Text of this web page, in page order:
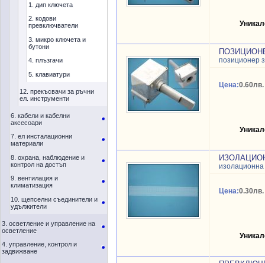
1. дип ключета
2. кодови
превключватели
3. микро ключета и
бутони
4. плъзгачи
5. клавиатури
12. прекъсвачи за ръчни
ел. инструменти
6. кабели и кабелни
аксесоари
7. ел инсталационни
материали
8. охрана, наблюдение и
контрол на достъп
9. вентилация и
климатизация
10. щепселни съединители и
удължители
3. осветление и управление на
осветление
4. управление, контрол и
задвижване
позиционер
Цена:0.60лв.
Цена:0.30лв.